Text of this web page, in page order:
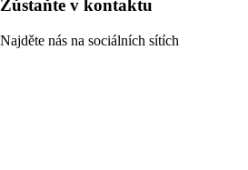
Zůstaňte v kontaktu
Najděte nás na sociálních sítích